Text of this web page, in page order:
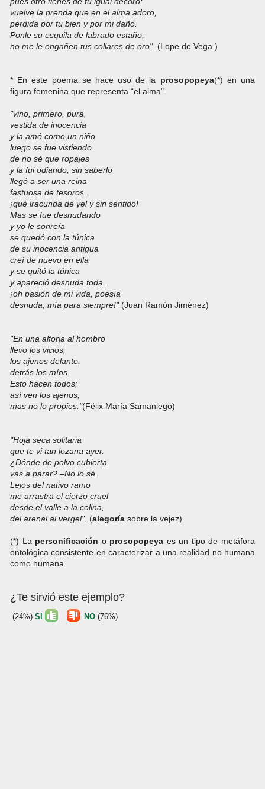
vuelve la prenda que en el alma adoro,
perdida por tu bien y por mi daño.
Ponle su esquila de labrado estaño,
no me le engañen tus collares de oro". (Lope de Vega.)
* En este poema se hace uso de la prosopopeya(*) en una
figura femenina que representa “el alma".
"vino, primero, pura,
vestida de inocencia
y la amé como un niño
luego se fue vistiendo
de no sé que ropajes
y la fui odiando, sin saberlo
llegó a ser una reina
fastuosa de tesoros...
¡qué iracunda de yel y sin sentido!
Mas se fue desnudando
y yo le sonreía
se quedó con la túnica
de su inocencia antigua
creí de nuevo en ella
y se quitó la túnica
y apareció desnuda toda...
¡oh pasión de mi vida, poesía
desnuda, mía para siempre!"(Juan Ramón Jiménez)
"En una alforja al hombro
llevo los vicios;
los ajenos delante,
detrás los míos.
Esto hacen todos;
así ven los ajenos,
mas no lo propios."(Félix María Samaniego)
"Hoja seca solitaria
que te vi tan lozana ayer.
¿Dónde de polvo cubierta
vas a parar? –No lo sé.
Lejos del nativo ramo
me arrastra el cierzo cruel
desde el valle a la colina,
del arenal al vergel". (alegoría sobre la vejez)
(*) La personificación o prosopopeya es un tipo de metáfora
ontológica consistente en caracterizar a una realidad no humana
como humana.
¿Te sirvió este ejemplo?
(24%) SI NO (76%)